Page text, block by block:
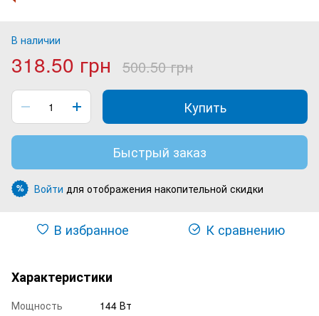
В наличии
318.50 грн 500.50 грн
Купить
Быстрый заказ
% Войти для отображения накопительной скидки
В избранное К сравнению
Характеристики
Мощность
144 Вт